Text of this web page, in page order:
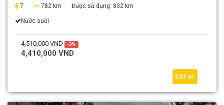
7
782 km Được sử dụng: 832 km
Nước suối
4,510,000 VND -3%
4,410,000 VND
Đặt xe